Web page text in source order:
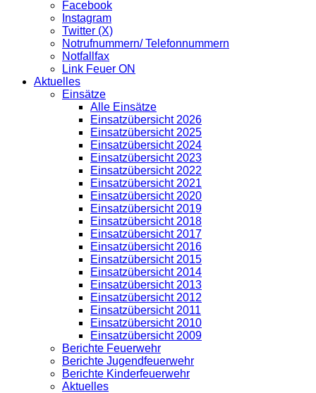
Facebook
Instagram
Twitter (X)
Notrufnummern/ Telefonnummern
Notfallfax
Link Feuer ON
Aktuelles
Einsätze
Alle Einsätze
Einsatzübersicht 2026
Einsatzübersicht 2025
Einsatzübersicht 2024
Einsatzübersicht 2023
Einsatzübersicht 2022
Einsatzübersicht 2021
Einsatzübersicht 2020
Einsatzübersicht 2019
Einsatzübersicht 2018
Einsatzübersicht 2017
Einsatzübersicht 2016
Einsatzübersicht 2015
Einsatzübersicht 2014
Einsatzübersicht 2013
Einsatzübersicht 2012
Einsatzübersicht 2011
Einsatzübersicht 2010
Einsatzübersicht 2009
Berichte Feuerwehr
Berichte Jugendfeuerwehr
Berichte Kinderfeuerwehr
Aktuelles